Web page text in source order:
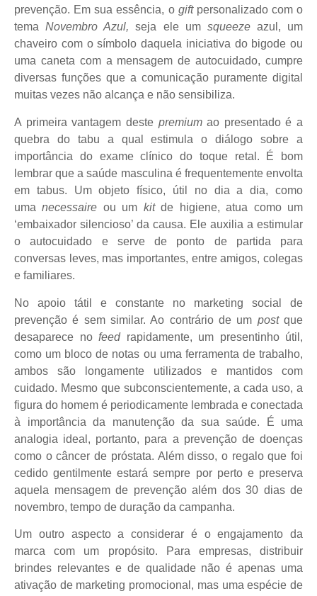
prevenção. Em sua essência, o gift personalizado com o
temaNovembro Azul, seja ele um squeezeazul, um
chaveiro com o símbolo daquela iniciativa do bigode ou
uma caneta com a mensagem de autocuidado, cumpre
diversas funções que a comunicação puramente digital
muitas vezes não alcança e não sensibiliza.
A primeira vantagem deste premiumao presentado é a
quebra do tabu a qual estimula o diálogo sobre a
importância do exame clínico do toque retal. É bom
lembrar que a saúde masculina é frequentemente envolta
em tabus. Um objeto físico, útil no dia a dia, como
umanecessaire ou um kitde higiene, atua como um
‘embaixador silencioso’ da causa. Ele auxilia a estimular
o autocuidado e serve de ponto de partida para
conversas leves, mas importantes, entre amigos, colegas
e familiares.
No apoio tátil e constante no marketing social de
prevenção é sem similar. Ao contrário de um postque
desaparece no feed rapidamente, um presentinho útil,
como um bloco de notas ou uma ferramenta de trabalho,
ambos são longamente utilizados e mantidos com
cuidado. Mesmo que subconscientemente, a cada uso, a
figura do homem é periodicamente lembrada e conectada
à importância da manutenção da sua saúde. É uma
analogia ideal, portanto, para a prevenção de doenças
como o câncer de próstata. Além disso, o regalo que foi
cedido gentilmente estará sempre por perto e preserva
aquela mensagem de prevenção além dos 30 dias de
novembro, tempo de duração da campanha.
Um outro aspecto a considerar é o engajamento da
marca com um propósito. Para empresas, distribuir
brindes relevantes e de qualidade não é apenas uma
ativação de marketing promocional, mas uma espécie de